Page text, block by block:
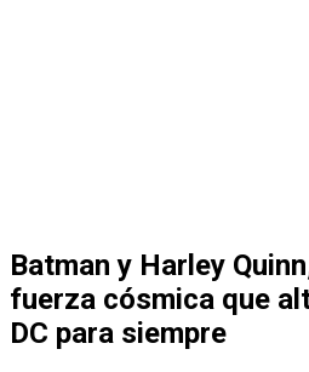
Batman y Harley
fuerza cósmica que
DC para siempre